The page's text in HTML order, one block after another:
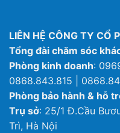
LIÊN HỆ CÔNG TY CỔ
Tổng đài chăm sóc
Phòng kinh doanh:
0868.843.815 |
Phòng bảo hành & hỗ
Trụ sở: 25/1 Đ.Cầu
Trì, Hà Nội